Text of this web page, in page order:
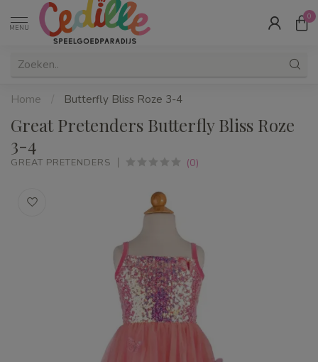
MENU
0
Home / Butterfly Bliss Roze 3-4
Great Pretenders Butterfly Bliss Roze
3-4
GREAT PRETENDERS (0)